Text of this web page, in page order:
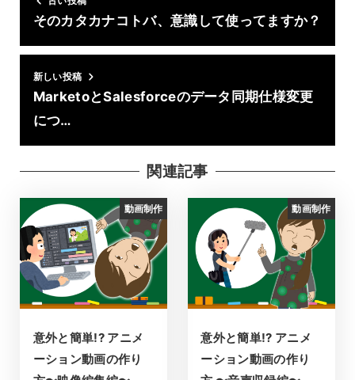
そのカタカナコトバ、意識して使ってますか？
新しい投稿
MarketoとSalesforceのデータ同期仕様変更
につ…
関連記事
動画制作
意外と簡単!? アニメ
ーション動画の作り
動画制作
意外と簡単!? アニメ
ーション動画の作り